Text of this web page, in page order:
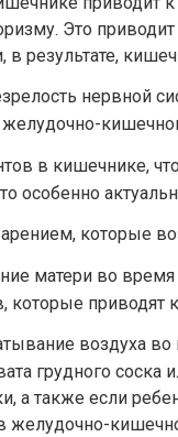
Это
в результате,
нервной
в кишечнике,
особенно
которые
матери во
которые приводят
воздуха
грудного
а также если
желудочно-